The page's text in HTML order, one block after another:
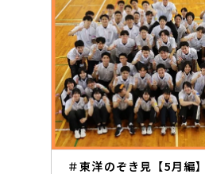
＃東洋のぞき見【5月編】